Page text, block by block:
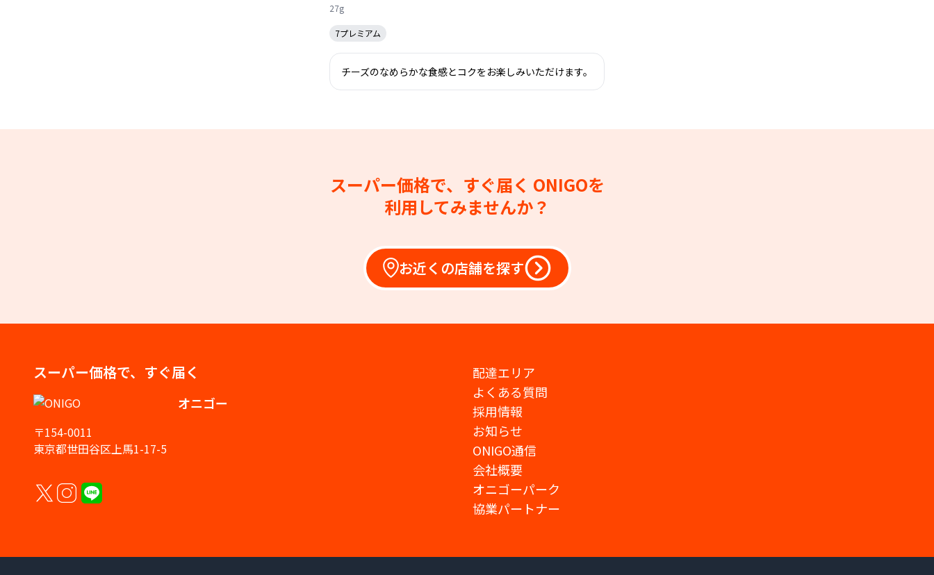
27g
7プレミアム
チーズのなめらかな食感とコクをお楽しみいただけます。
スーパー価格で、すぐ届く ONIGOを
利用してみませんか？
お近くの店舗を探す
スーパー価格で、すぐ届く
オニゴー
〒154-0011
東京都世田谷区上馬1-17-5
配達エリア
よくある質問
採用情報
お知らせ
ONIGO通信
会社概要
オニゴーパーク
協業パートナー